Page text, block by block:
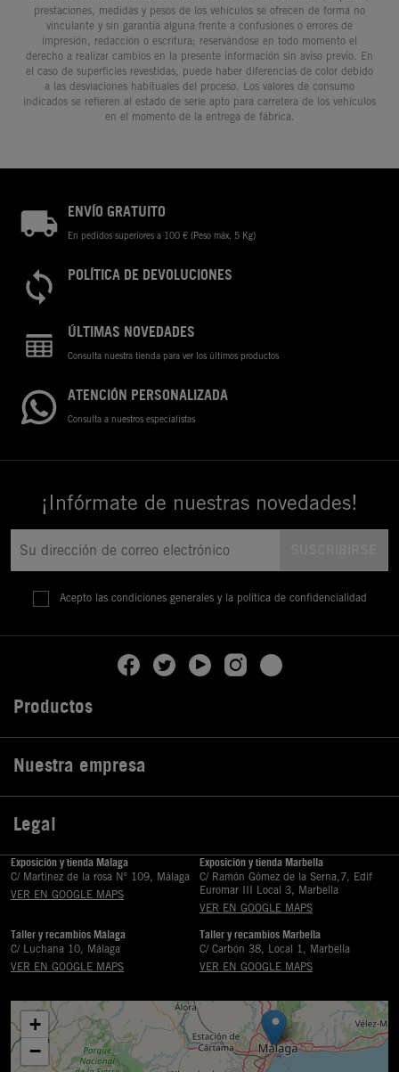
prestaciones, medidas y pesos de los vehículos se ofrecen de forma no
vinculante y sin garantía alguna frente a confusiones o errores de
impresión, redacción o escritura; reservándose en todo momento el
derecho a realizar cambios en la presente información sin aviso previo. En
el caso de superficies revestidas, puede haber diferencias de color debido
a las desviaciones habituales del proceso. Los valores de consumo
indicados se refieren al estado de serie apto para carretera de los vehículos
en el momento de la entrega de fábrica.
ENVÍO GRATUITO
En pedidos superiores a 100 € (Peso máx. 5 Kg)
POLÍTICA DE DEVOLUCIONES
ÚLTIMAS NOVEDADES
Consulta nuestra tienda para ver los últimos productos
ATENCIÓN PERSONALIZADA
Consulta a nuestros especialistas
¡Infórmate de nuestras novedades!
Acepto las condiciones generales y la política de confidencialidad
Productos
Nuestra empresa
Legal
Exposición y tienda Málaga
C/ Martinez de la rosa Nº 109, Málaga
VER EN GOOGLE MAPS
Exposición y tienda Marbella
C/ Ramón Gómez de la Serna,7, Edif
Euromar III Local 3, Marbella
VER EN GOOGLE MAPS
Taller y recambios Málaga
C/ Luchana 10, Málaga
VER EN GOOGLE MAPS
Taller y recambios Marbella
C/ Carbón 38, Local 1, Marbella
VER EN GOOGLE MAPS
+
−